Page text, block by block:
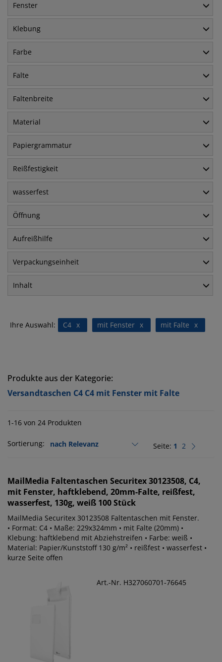
Fenster
Klebung
Farbe
Falte
Faltenbreite
Material
Papiergrammatur
Reißfestigkeit
wasserfest
Öffnung
Aufreißhilfe
Verpackungseinheit
Inhalt
Ihre Auswahl: x
C4 x
mit Fenster x
mit Falte
Produkte aus der Kategorie:
Versandtaschen C4 C4 mit Fenster mit Falte
1-16 von 24 Produkten
Sortierung: Seite: 1 2
MailMedia Faltentaschen Securitex 30123508, C4,
mit Fenster, haftklebend, 20mm-Falte, reißfest,
wasserfest, 130g, weiß 100 Stück
MailMedia Securitex 30123508 Faltentaschen mit Fenster.
• Format: C4 • Maße: 229x324mm • mit Falte (20mm) •
Klebung: haftklebend mit Abziehstreifen • Farbe: weiß •
Material: Papier/Kunststoff 130 g/m² • reißfest • wasserfest •
kurze Seite offen
Art.-Nr. H327060701-76645